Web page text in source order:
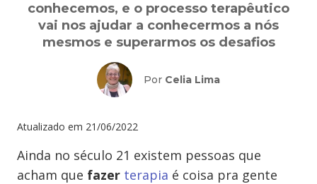
conhecemos, e o processo terapêutico
vai nos ajudar a conhecermos a nós
mesmos e superarmos os desafios
Por Celia Lima
Atualizado em 21/06/2022
Ainda no século 21 existem pessoas que
acham que fazer terapia é coisa pra gente